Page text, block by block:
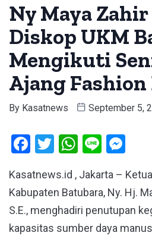
Ny Maya
Diskop UKM
Mengikuti
Ajang
By Kasatnews September 5,
Facebook
Twitter
WhatsApp
Line
Kasatnews.id , Jakarta –
Kabupaten Batubara, Ny. Hj.
S.E., menghadiri penutupan
kapasitas sumber daya